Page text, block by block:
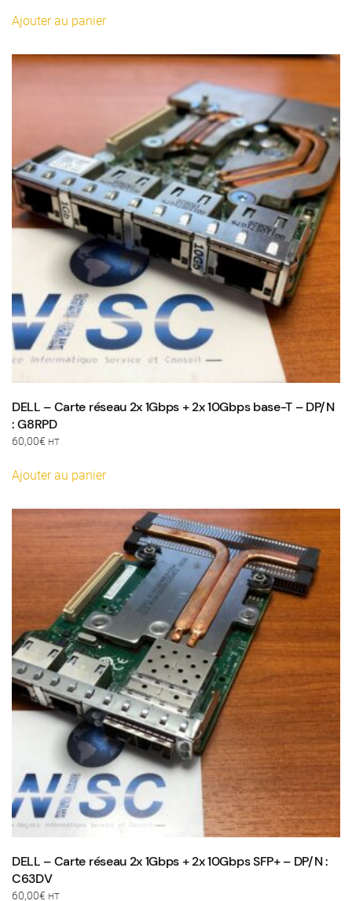
Ajouter au panier
DELL – Carte réseau 2x 1Gbps + 2x 10Gbps base-T – DP/N
: G8RPD
60,00€ HT
Ajouter au panier
DELL – Carte réseau 2x 1Gbps + 2x 10Gbps SFP+ – DP/N :
C63DV
60,00€ HT